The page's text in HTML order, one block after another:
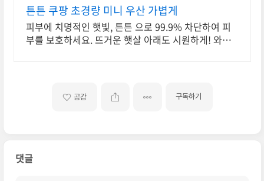
튼튼 쿠팡 초경량 미니 우산 가볍게
피부에 치명적인 햇빛, 튼튼 으로 99.9% 차단하여 피
부를 보호하세요. 뜨거운 햇살 아래도 시원하게! 와우
공감 구독하기
댓글